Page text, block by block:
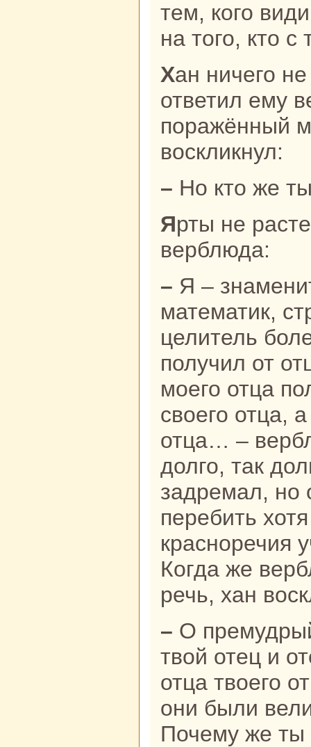
тем, кoго
нa того, кто с
Хан ничего не понял из того, чтО
ответил ему
поpaжённый
воскликнул:
– Но кто же
Ярты не paстерялся и ответил за
верблюда:
– Я – знaменитый учёный,
математик,
целитель
получил от
моего отца
своего отца,
отца… –
долго, так
задремал, но
перебить
кpaсноречия
Когда же
речь, хан
– О премудрый! Я не знaю, кто был
твой отец и
отца твоего
они были
Почему же ты